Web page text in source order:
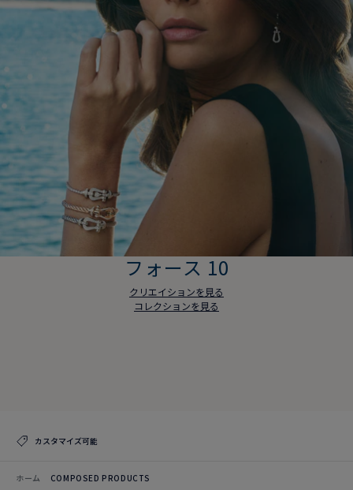
フォース 10
クリエイションを見る
コレクションを見る
カスタマイズ可能
ホーム COMPOSED PRODUCTS